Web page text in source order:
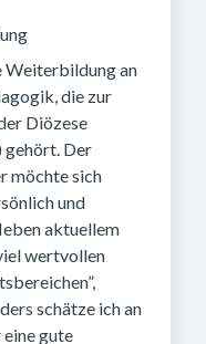
Weiterbildung an
die zur
Diözese
gehört. Der
möchte sich
und
aktuellem
wertvollen
schätze ich an
eine gute